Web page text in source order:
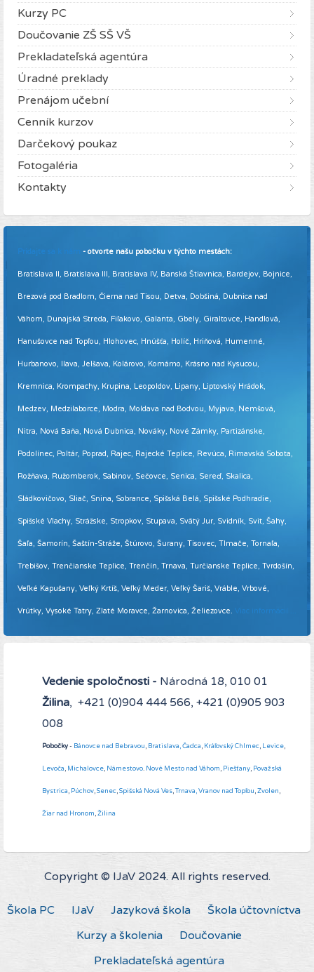
Kurzy PC
Doučovanie ZŠ SŠ VŠ
Prekladateľská agentúra
Úradné preklady
Prenájom učební
Cenník kurzov
Darčekový poukaz
Fotogaléria
Kontakty
Pridajte sa k nám - otvorte našu pobočku v týchto mestách:
Bratislava II, Bratislava III, Bratislava IV, Banská Štiavnica, Bardejov, Bojnice,
Brezová pod Bradlom, Čierna nad Tisou, Detva, Dobšiná, Dubnica nad
Váhom, Dunajská Streda, Fiľakovo, Galanta, Gbely, Giraltovce, Handlová,
Hanušovce nad Topľou, Hlohovec, Hnúšťa, Holíč, Hriňová, Humenné,
Hurbanovo, Ilava, Jelšava, Kolárovo, Komárno, Krásno nad Kysucou,
Kremnica, Krompachy, Krupina, Leopoldov, Lipany, Liptovský Hrádok,
Medzev, Medzilaborce, Modra, Moldava nad Bodvou, Myjava, Nemšová,
Nitra, Nová Baňa, Nová Dubnica, Nováky, Nové Zámky, Partizánske,
Podolínec, Poltár, Poprad, Rajec, Rajecké Teplice, Revúca, Rimavská Sobota,
Rožňava, Ružomberok, Sabinov, Sečovce, Senica, Sereď, Skalica,
Sládkovičovo, Sliač, Snina, Sobrance, Spišská Belá, Spišské Podhradie,
Spišské Vlachy, Strážske, Stropkov, Stupava, Svätý Jur, Svidník, Svit, Šahy,
Šaľa, Šamorín, Šaštín-Stráže, Štúrovo, Šurany, Tisovec, Tlmače, Tornaľa,
Trebišov, Trenčianske Teplice, Trenčín, Trnava, Turčianske Teplice, Tvrdošín,
Veľké Kapušany, Veľký Krtíš, Veľký Meder, Veľký Šariš, Vráble, Vrbové,
Vrútky, Vysoké Tatry, Zlaté Moravce, Žarnovica, Želiezovce. Viac informácií ...
Vedenie spoločnosti - Národná 18, 010 01
Žilina, +421 (0)904 444 566, +421 (0)905 903
008
Pobočky- Bánovce nad Bebravou, Bratislava,Čadca, Kráľovský Chlmec, Levice,
Levoča, Michalovce, Námestovo. Nové Mesto nad Váhom, Piešťany, Považská
Bystrica, Púchov,Senec,Spišská Nová Ves,Trnava,Vranov nad Topľou,Zvolen,
Žiar nad Hronom,Žilina
Copyright © IJaV 2024. All rights reserved.
Škola PC IJaV Jazyková škola
Škola účtovníctva
Kurzy a školenia
Doučovanie
Prekladateľská agentúra